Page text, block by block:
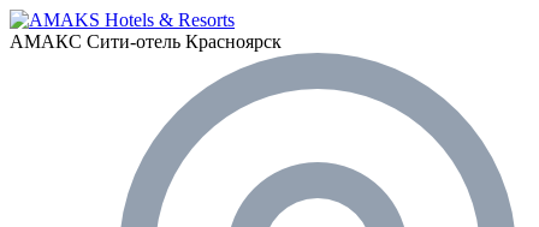
АМАКС Сити-отель Красноярск